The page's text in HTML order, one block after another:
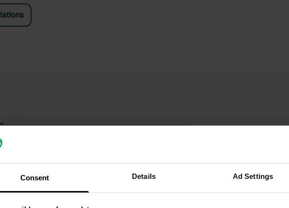
Consent Details Ad Settings
5
4
2